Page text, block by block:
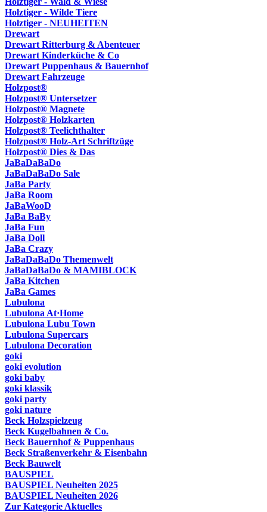
Holztiger - Wilde Tiere
Holztiger - NEUHEITEN
Drewart
Drewart Ritterburg & Abenteuer
Drewart Kinderküche & Co
Drewart Puppenhaus & Bauernhof
Drewart Fahrzeuge
Holzpost®
Holzpost® Untersetzer
Holzpost® Magnete
Holzpost® Holzkarten
Holzpost® Teelichthalter
Holzpost® Holz-Art Schriftzüge
Holzpost® Dies & Das
JaBaDaBaDo
JaBaDaBaDo Sale
JaBa Party
JaBa Room
JaBaWooD
JaBa BaBy
JaBa Fun
JaBa Doll
JaBa Crazy
JaBaDaBaDo Themenwelt
JaBaDaBaDo & MAMIBLOCK
JaBa Kitchen
JaBa Games
Lubulona
Lubulona At·Home
Lubulona Lubu Town
Lubulona Supercars
Lubulona Decoration
goki
goki evolution
goki baby
goki klassik
goki party
goki nature
Beck Holzspielzeug
Beck Kugelbahnen & Co.
Beck Bauernhof & Puppenhaus
Beck Straßenverkehr & Eisenbahn
Beck Bauwelt
BAUSPIEL
BAUSPIEL Neuheiten 2025
BAUSPIEL Neuheiten 2026
Zur Kategorie Aktuelles